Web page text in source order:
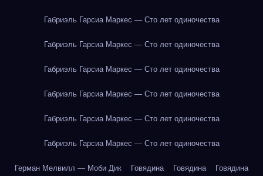
Габриэль Гарсиа Маркес — Сто лет одиночества
Габриэль Гарсиа Маркес — Сто лет одиночества
Габриэль Гарсиа Маркес — Сто лет одиночества
Габриэль Гарсиа Маркес — Сто лет одиночества
Габриэль Гарсиа Маркес — Сто лет одиночества
Габриэль Гарсиа Маркес — Сто лет одиночества
Герман Мелвилл — Моби Дик Говядина Говядина Говядина